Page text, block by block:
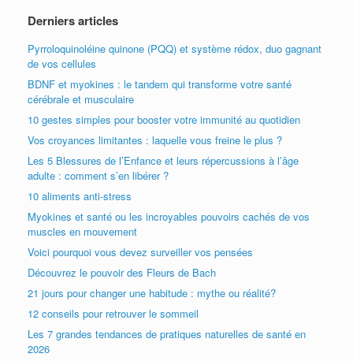
Derniers articles
Pyrroloquinoléine quinone (PQQ) et système rédox, duo gagnant
de vos cellules
BDNF et myokines : le tandem qui transforme votre santé
cérébrale et musculaire
10 gestes simples pour booster votre immunité au quotidien
Vos croyances limitantes : laquelle vous freine le plus ?
Les 5 Blessures de l’Enfance et leurs répercussions à l’âge
adulte : comment s’en libérer ?
10 aliments anti-stress
Myokines et santé ou les incroyables pouvoirs cachés de vos
muscles en mouvement
Voici pourquoi vous devez surveiller vos pensées
Découvrez le pouvoir des Fleurs de Bach
21 jours pour changer une habitude : mythe ou réalité?
12 conseils pour retrouver le sommeil
Les 7 grandes tendances de pratiques naturelles de santé en
2026